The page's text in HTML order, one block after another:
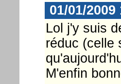
01/01/
Lol j'y suis
réduc (celle
M'enfin